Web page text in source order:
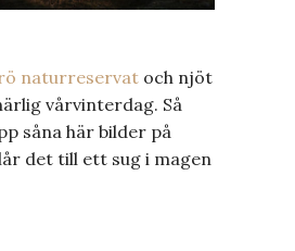
naturreservat och njöt
vårvinterdag. Så
såna här bilder på
det till ett sug i magen